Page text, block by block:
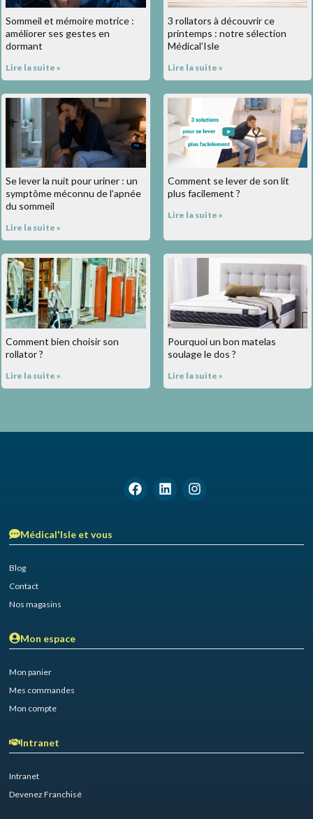
Sommeil et mémoire motrice :
améliorer ses gestes en
dormant
Lire la suite »
3 rollators à découvrir ce
printemps : notre sélection
Médical’Isle
Lire la suite »
Se lever la nuit pour uriner : un
symptôme méconnu de l’apnée
du sommeil
Lire la suite »
Comment se lever de son lit
plus facilement ?
Lire la suite »
Comment bien choisir son
rollator ?
Lire la suite »
Pourquoi un bon matelas
soulage le dos ?
Lire la suite »
Médical'Isle et vous
Blog
Contact
Nos magasins
Mon espace
Mon panier
Mes commandes
Mon compte
Intranet
Intranet
Devenez Franchisé